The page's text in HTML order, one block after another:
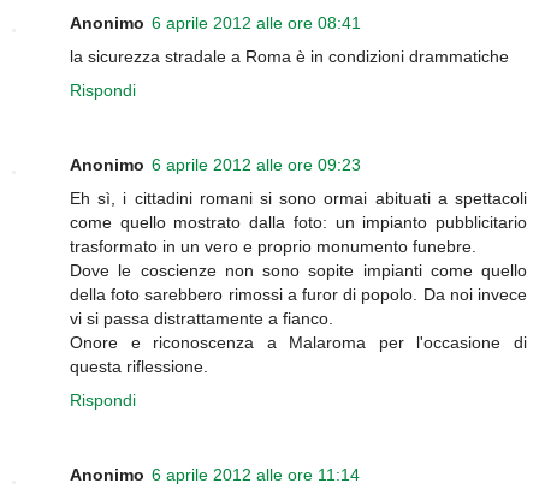
Anonimo 6 aprile 2012 alle ore 08:41
la sicurezza stradale a Roma è in condizioni drammatiche
Rispondi
Anonimo 6 aprile 2012 alle ore 09:23
Eh sì, i cittadini romani si sono ormai abituati a spettacoli
come quello mostrato dalla foto: un impianto pubblicitario
trasformato in un vero e proprio monumento funebre.
Dove le coscienze non sono sopite impianti come quello
della foto sarebbero rimossi a furor di popolo. Da noi invece
vi si passa distrattamente a fianco.
Onore e riconoscenza a Malaroma per l'occasione di
questa riflessione.
Rispondi
Anonimo 6 aprile 2012 alle ore 11:14